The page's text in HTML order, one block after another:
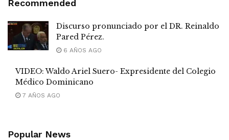
Recommended
Discurso pronunciado por el DR. Reinaldo
Pared Pérez.
6 AÑOS AGO
VIDEO: Waldo Ariel Suero- Expresidente del Colegio
Médico Dominicano
7 AÑOS AGO
Popular News